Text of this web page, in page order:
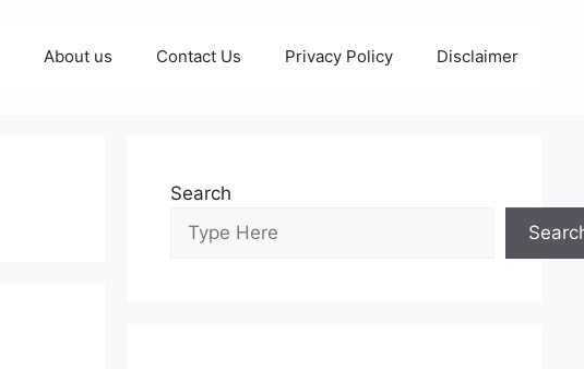
About us Contact Us Privacy Policy Disclaimer
Search